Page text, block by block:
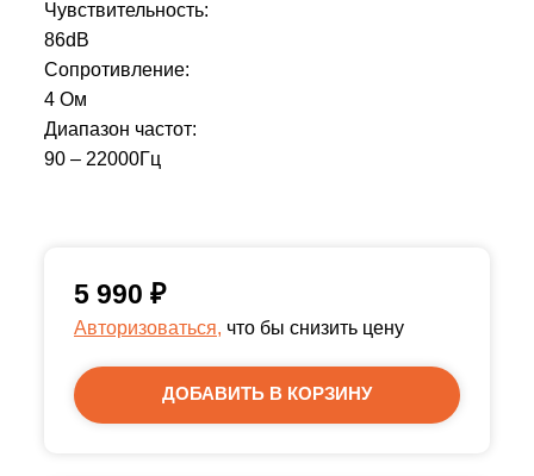
Чувствительность:
86dB
Сопротивление:
4 Ом
Диапазон частот:
90 – 22000Гц
5 990 ₽
Авторизоваться, что бы снизить цену
ДОБАВИТЬ В КОРЗИНУ